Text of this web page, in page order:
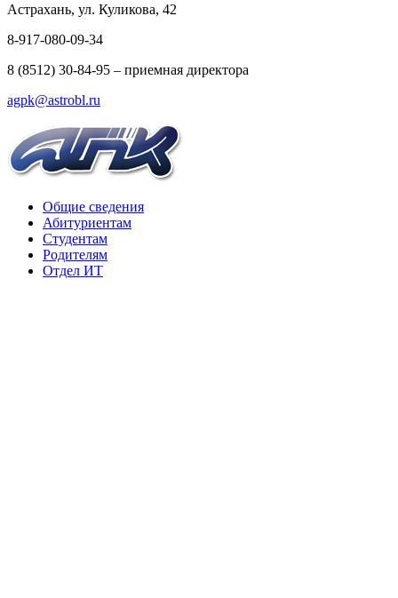
Астрахань, ул. Куликова, 42
8-917-080-09-34
8 (8512) 30-84-95 – приемная директора
agpk@astrobl.ru
Общие сведения
Абитуриентам
Студентам
Родителям
Отдел ИТ